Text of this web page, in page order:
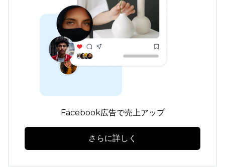
Facebook広告で売上アップ
さらに詳しく